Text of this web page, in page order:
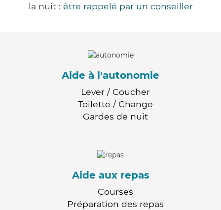
la nuit : être rappelé par un conseiller
Aide à l'autonomie
Lever / Coucher
Toilette / Change
Gardes de nuit
Aide aux repas
Courses
Préparation des repas